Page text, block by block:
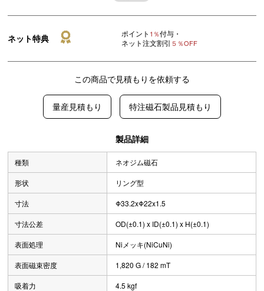
ネット特典 ポイント 1％付与・
ネット注文割引 ５％OFF
この商品で見積もりを依頼する
量産見積もり 特注磁石製品見積もり
製品詳細
種類 ネオジム磁石
形状 リング型
寸法 Φ33.2xΦ22x1.5
寸法公差 OD(±0.1) x ID(±0.1) x H(±0.1)
表面処理 Niメッキ(NiCuNi)
表面磁束密度 1,820 G / 182 mT
吸着力 4.5 kgf